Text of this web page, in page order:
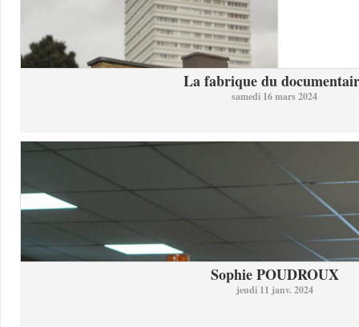
La fabrique du
samedi 16 mars 2024
Sophie POUDROUX
jeudi 11 janv. 2024